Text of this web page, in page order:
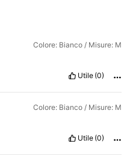
Colore: Bianco / Misure: M
Utile (0)
Colore: Bianco / Misure: M
Utile (0)